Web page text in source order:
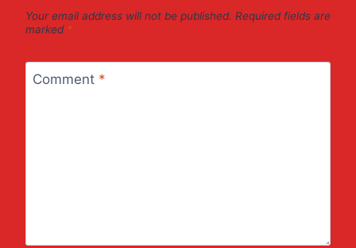
Your email address will not be published. Required fields are
marked *
Comment *